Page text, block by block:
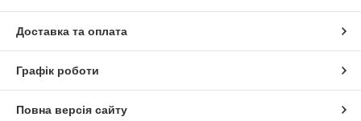
Доставка та оплата
Графік роботи
Повна версія сайту